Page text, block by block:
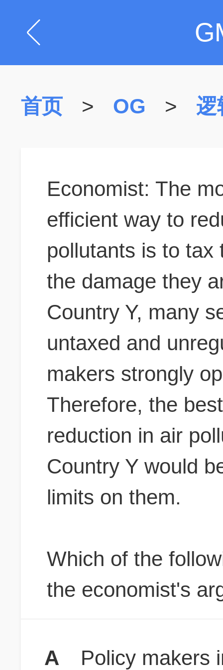
首页 > OG > 逻
Economist: The
efficient way to
pollutants is to tax
the damage they
Country Y, many
untaxed and
makers strongly
Therefore, the
reduction in air
Country Y would
limits on them.
Which of the
the economist's
A
Policy makers